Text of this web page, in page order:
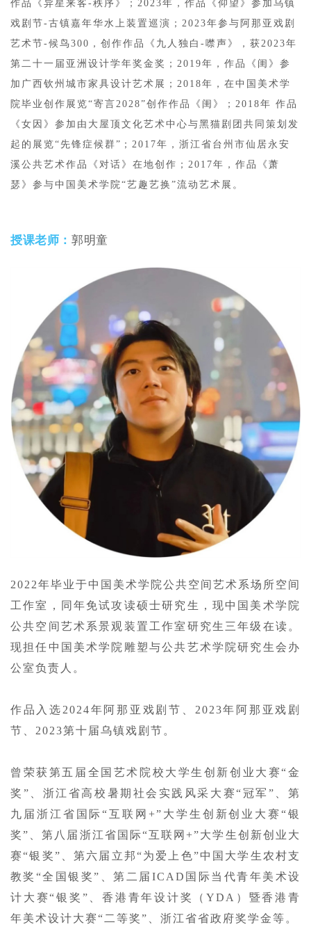
作品《异星来客-秩序》；2023年，作品《仰望》参加乌镇
戏剧节-古镇嘉年华水上装置巡演；2023年参与阿那亚戏剧
艺术节-候鸟300，创作作品《九人独白-噤声》，获2023年
第二十一届亚洲设计学年奖金奖；2019年，作品《闺》参
加广西钦州城市家具设计艺术展；2018年，在中国美术学
院毕业创作展览“寄言2028”创作作品《闺》；2018年 作品
《女因》参加由大屋顶文化艺术中心与黑猫剧团共同策划发
起的展览“先锋症候群” ；2017年，浙江省台州市仙居永安
溪公共艺术作品《对话》在地创作；2017年，作品《萧
瑟》参与中国美术学院“艺趣艺换”流动艺术展。
授课老师：郭明童
2022年毕业于中国美术学院公共空间艺术系场所空间
工作室，同年免试攻读硕士研究生，现中国美术学院
公共空间艺术系景观装置工作室研究生三年级在读。
现担任中国美术学院雕塑与公共艺术学院研究生会办
公室负责人。
作品入选2024年阿那亚戏剧节、2023年阿那亚戏剧
节、2023第十届乌镇戏剧节 。
曾荣获第五届全国艺术院校大学生创新创业大赛“金
奖”、浙江省高校暑期社会实践风采大赛“冠军”、第
九届浙江省国际“互联网+”大学生创新创业大赛“银
奖”、第八届浙江省国际“互联网+”大学生创新创业大
赛“银奖”、第六届立邦“为爱上色”中国大学生农村支
教奖“全国银奖”、第二届ICAD国际当代青年美术设
计大赛“银奖”、香港青年设计奖（YDA）暨香港青
年美术设计大赛“二等奖”、浙江省省政府奖学金等。